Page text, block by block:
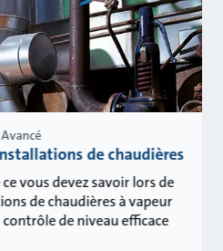
Avancé
de chaudières
vous devez savoir lors de
de chaudières à vapeur
de niveau efficace